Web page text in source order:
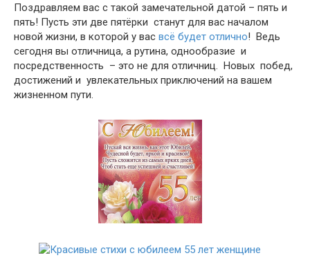
Поздравляем вас с такой замечательной датой – пять и
пять! Пусть эти две пятёрки станут для вас началом
новой жизни, в которой у вас всё будет отлично! Ведь
сегодня вы отличница, а рутина, однообразие и
посредственность – это не для отличниц. Новых побед,
достижений и увлекательных приключений на вашем
жизненном пути.